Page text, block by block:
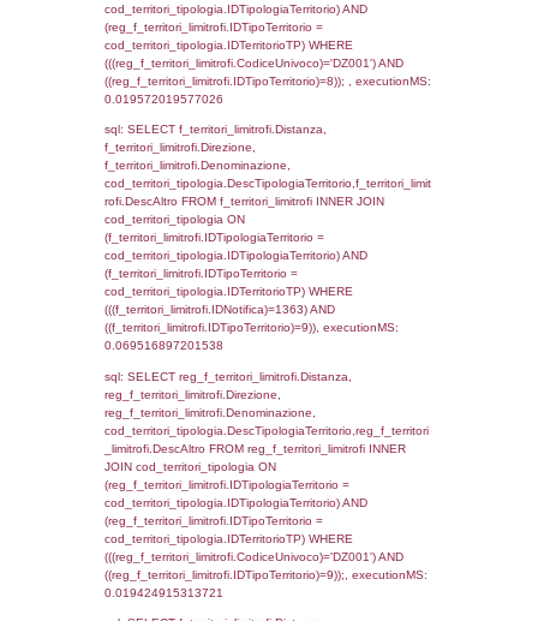
((f_territori_limitrofi.IDTipoTerritorio)=2)),
0.06965184211731
sql: SELECT
reg_f_territori_limitrofi.Denominazione,
reg_f_territori_limitrofi.DescAltro FROM
reg_f_territori_limitrofi INNER JOIN
ON
cod_territori_tipologia.IDTipologiaTerritorio)
(reg_f_territori_limitrofi.IDTipoTerritorio =
cod_territori_tipologia.IDTerritorioTP)
0.020040035247803
sql: SELECT f_territori_limitrofi.Distanza,
f_territori_limitrofi.Direzione,
f_territori_limitrofi.Denominazione,
f_territori_limitrofi.DescAltro FROM